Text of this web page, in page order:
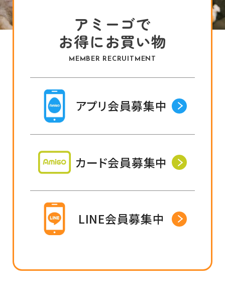
アミーゴで
お得にお買い物
MEMBER RECRUITMENT
アプリ会員募集中
カード会員募集中
LINE会員募集中